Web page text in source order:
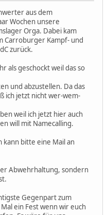
aus dem
Wochen unsere
Orga. Dabei kam
Carroburger Kampf- und
zurück.
als geschockt weil das so
und abzustellen. Da das
ich jetzt nicht wer-wem-
weil ich jetzt hier auch
will mit Namecalling.
bitte eine Mail an
Abwehrhaltung, sondern
Gegenpart zum
ein Fest wenn wir euch